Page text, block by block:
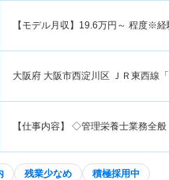
【モデル月収】 19.6万円～ 程度※経
大阪府 大阪市西淀川区 ＪＲ東西線
【仕事内容】 ◇管理栄養士業務全
残業少なめ 積極採用中